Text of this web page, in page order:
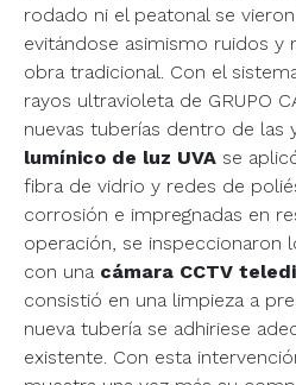
rodado ni el peatonal se
evitándose asimismo ruidos y
obra tradicional. Con el
rayos ultravioleta de GRUPO
nuevas tuberías dentro de las
lumínico de luz UVA se
fibra de vidrio y redes de
corrosión e impregnadas en
operación, se inspeccionaron
con una cámara CCTV
consistió en una limpieza a
nueva tubería se adhiriese
existente. Con esta